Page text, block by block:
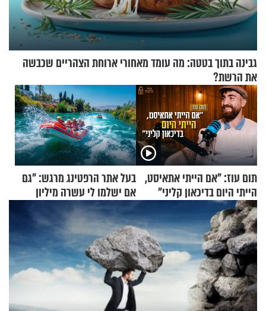
גבינה בתוך בטטה: מה עומד מאחורי ארוחת הצהריים שכבשה
את הרשת?
תום עוז: "אם הייתי אתאיסט,
הייתי היום בדיכאון קליני"
בעל אתר הרפטינג מרגש: "גם
אם ישלמו לי עשרה מיליון
שקלים - לא אפתח בשבת"